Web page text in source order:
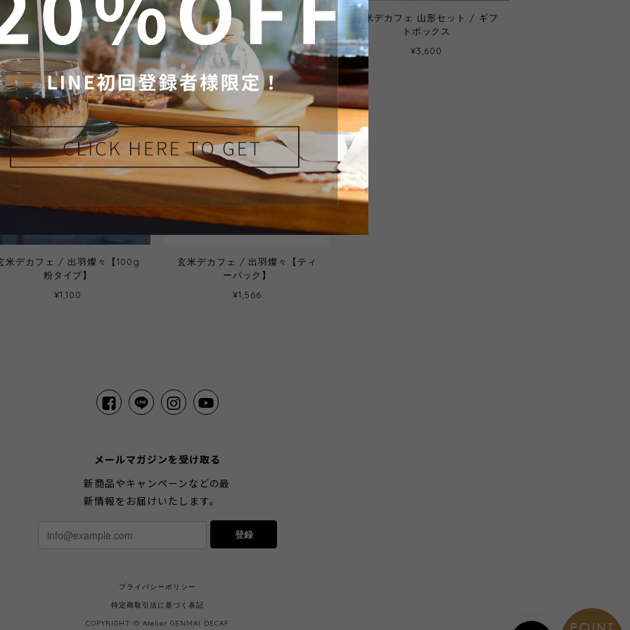
玄米デカフェ30pcsお得セット
【30包】
¥4,860
あまさ味わうセット 【3銘柄×
２】
¥1,200
玄米デカフェ 山形セット / ギフ
トボックス
¥3,600
米デカフェ / 出羽燦々【100g
粉タイプ】
¥1,100
玄米デカフェ / 出羽燦々【ティ
ーパック】
¥1,566
メールマガジンを受け取る
新商品やキャンペーンなどの最
新情報をお届けいたします。
登録
プライバシーポリシー
特定商取引法に基づく表記
COPYRIGHT © Atelier GENMAI DECAF